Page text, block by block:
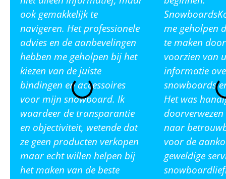
ook gemakkelijk te
navigeren. Het professionele
advies en de aanbevelingen
hebben me geholpen bij het
kiezen van de juiste
bindingen en accessoires
voor mijn snowboard. Ik
waardeer de transparantie
en objectiviteit, wetende dat
ze geen producten verkopen
maar echt willen helpen bij
het maken van de beste
me geholpen
te maken
voorzien van
informatie
snowboards
Het was
naar
voor de
geweldige